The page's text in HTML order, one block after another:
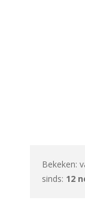
Bekeken:
sinds: 12